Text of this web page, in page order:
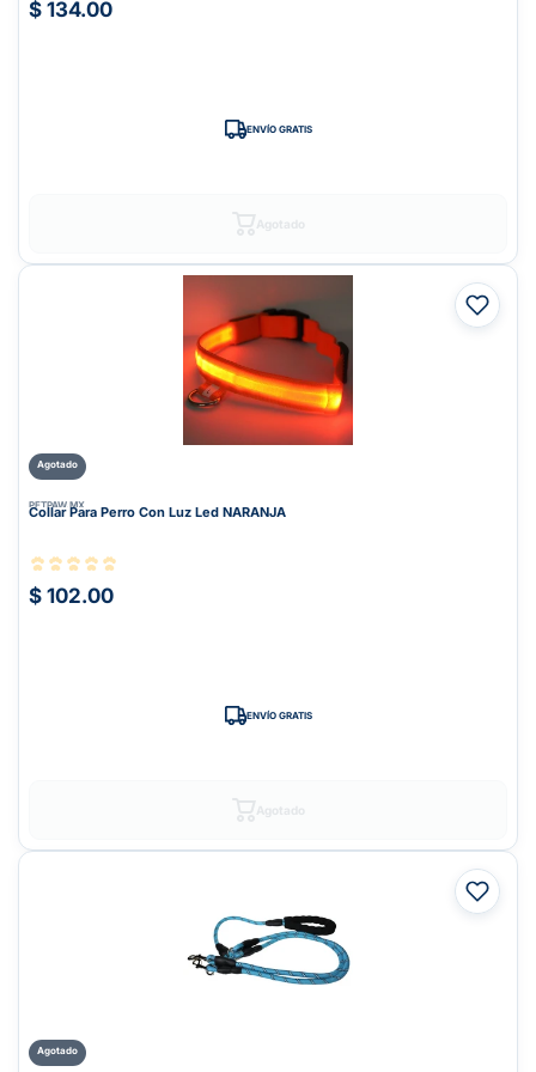
$ 134.00
ENVÍO GRATIS
Agotado
PETPAW.MX
Collar Para Perro Con Luz Led NARANJA
$ 102.00
ENVÍO GRATIS
Agotado